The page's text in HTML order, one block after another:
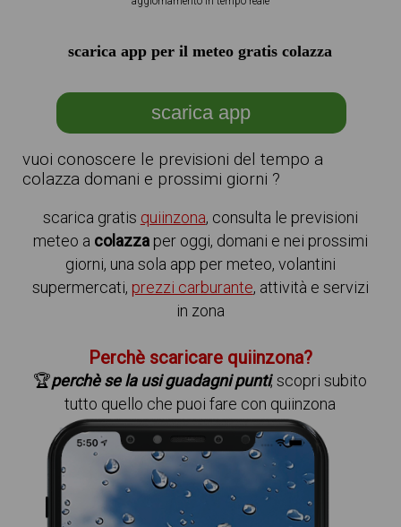
scarica app per il meteo gratis colazza
scarica app
vuoi conoscere le previsioni del tempo a
colazza domani e prossimi giorni ?
scarica gratis quiinzona, consulta le previsioni
meteo a colazzaper oggi, domani e nei prossimi
giorni, una sola app per meteo, volantini
supermercati, prezzi carburante, attività e servizi
in zona
Perchè scaricare quiinzona?
🏆perchè se la usi guadagni punti, scopri subito
tutto quello che puoi fare con quiinzona